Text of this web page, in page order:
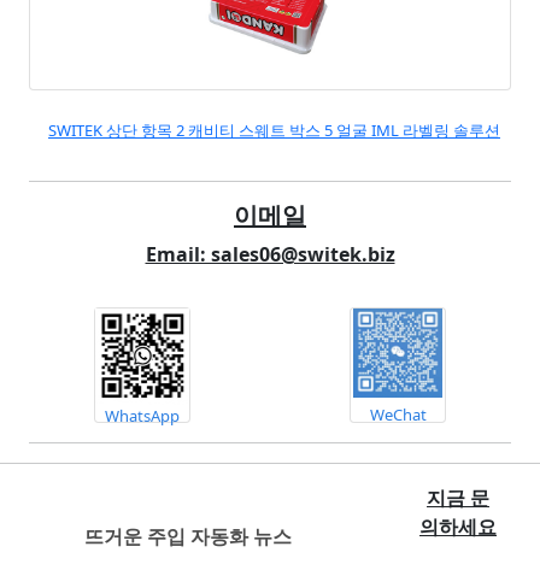
SWITEK 상단 항목 2 캐비티 스웨트 박스 5 얼굴 IML 라벨링 솔루션
이메일
Email: sales06@switek.biz
WhatsApp WeChat
뜨거운 주입 자동화 뉴스
지금 문
의하세요